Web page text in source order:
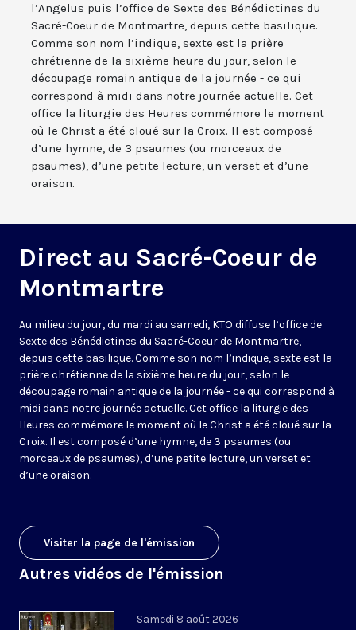
l’Angelus puis l’office de Sexte des Bénédictines du
Sacré-Coeur de Montmartre, depuis cette basilique.
Comme son nom l’indique, sexte est la prière
chrétienne de la sixième heure du jour, selon le
découpage romain antique de la journée - ce qui
correspond à midi dans notre journée actuelle. Cet
office la liturgie des Heures commémore le moment
où le Christ a été cloué sur la Croix. Il est composé
d’une hymne, de 3 psaumes (ou morceaux de
psaumes), d’une petite lecture, un verset et d’une
oraison.
Direct au Sacré-Coeur de
Montmartre
Au milieu du jour, du mardi au samedi, KTO diffuse l’office de
Sexte des Bénédictines du Sacré-Coeur de Montmartre,
depuis cette basilique. Comme son nom l’indique, sexte est la
prière chrétienne de la sixième heure du jour, selon le
découpage romain antique de la journée - ce qui correspond à
midi dans notre journée actuelle. Cet office la liturgie des
Heures commémore le moment où le Christ a été cloué sur la
Croix. Il est composé d’une hymne, de 3 psaumes (ou
morceaux de psaumes), d’une petite lecture, un verset et
d’une oraison.
Visiter la page de l'émission
Autres vidéos de l'émission
Samedi 8 août 2026